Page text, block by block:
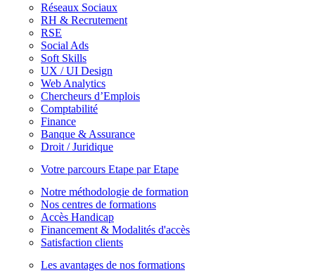
Réseaux Sociaux
RH & Recrutement
RSE
Social Ads
Soft Skills
UX / UI Design
Web Analytics
Chercheurs d’Emplois
Comptabilité
Finance
Banque & Assurance
Droit / Juridique
Votre parcours Etape par Etape
Notre méthodologie de formation
Nos centres de formations
Accès Handicap
Financement & Modalités d'accès
Satisfaction clients
Les avantages de nos formations